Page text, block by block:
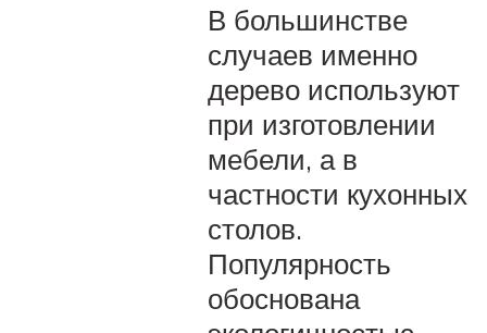
В большинстве
случаев именно
дерево используют
при изготовлении
мебели, а в
частности кухонных
столов.
Популярность
обоснована